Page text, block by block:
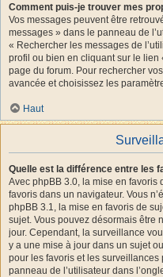
Comment puis-je trouver mes
Vos messages peuvent être
messages » dans le panneau de
« Rechercher les messages de
profil ou bien en cliquant sur le lien
page du forum. Pour rechercher
avancée et choisissez les
Haut
Quelle est la différence entre les
Avec phpBB 3.0, la mise en favoris
favoris dans un navigateur. Vous
phpBB 3.1, la mise en favoris de
sujet. Vous pouvez désormais être
jour. Cependant, la surveillance
y a une mise à jour dans un sujet
pour les favoris et les
panneau de l’utilisateur dans